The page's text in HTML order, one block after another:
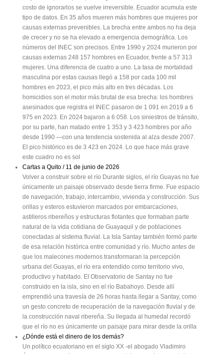
costo de ignorarlos se vuelve irreversible. Ecuador acumula este
tipo de datos. En 35 años mueren más hombres que mujeres por
causas externas prevenibles. La brecha entre ambos no ha deja
de crecer y no se ha elevado a emergencia demográfica. Los
números del INEC son precisos. Entre 1990 y 2024 murieron por
causas externas 248 157 hombres en Ecuador, frente a 57 313
mujeres. Una diferencia de cuatro a uno. La tasa de mortalidad
masculina por estas causas llegó a 158 por cada 100 mil
hombres en 2023, el pico más alto en tres décadas. Los
homicidios son el motor más brutal de esa brecha: los hombres
asesinados que registra el INEC pasaron de 1 091 en 2019 a 6
975 en 2023. En 2024 bajaron a 6 058. Los siniestros de tránsito,
por su parte, han matado entre 1 353 y 3 423 hombres por año
desde 1990 —con una tendencia sostenida al alza desde 2007.
El pico histórico es de 3 423 en 2024. Lo que hace más grave
este cuadro no es sol
Cartas a Quito / 11 de junio de 2026
Volver a construir sobre el río Durante siglos, el río Guayas no fue
únicamente un paisaje observado desde tierra firme. Fue espacio
de navegación, trabajo, intercambio, vivienda y construcción. Sus
orillas y esteros estuvieron marcados por embarcaciones,
astilleros ribereños y estructuras flotantes que formaban parte
natural de la vida cotidiana de Guayaquil y de poblaciones
conectadas al sistema fluvial. La Isla Santay también formó parte
de esa relación histórica entre comunidad y río. Mucho antes de
que los malecones modernos transformaran la percepción
urbana del Guayas, el río era entendido como territorio vivo,
productivo y habitado. El Observatorio de Santay no fue
construido en la isla, sino en el río Babahoyo. Desde allí
emprendió una travesía de 26 horas hasta llegar a Santay, como
un gesto concreto de recuperación de la navegación fluvial y de
la construcción naval ribereña. Su llegada al humedal recordó
que el río no es únicamente un paisaje para mirar desde la orilla
¿Dónde está el dinero de los demás?
Un político ecuatoriano en el siglo XX -el abogado Vladimiro